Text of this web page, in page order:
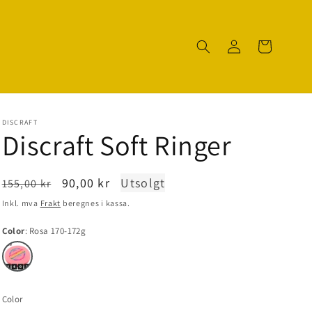
inn
Handlekurv
DISCRAFT
Discraft Soft Ringer
Normal
pris
155,00 kr Salgspris
90,00 kr Utsolgt
Inkl. mva Frakt beregnes i kassa.
Color Rosa 170-172g
Color